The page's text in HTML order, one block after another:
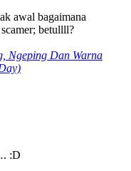
awal bagaimana
betullll?
Ngeping Dan Warna
:D